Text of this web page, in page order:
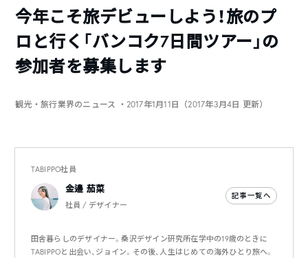
今年こそ旅デビューしよう！旅のプ
ロと行く「バンコク7日間ツアー」の
参加者を募集します
観光・旅行業界のニュース ・2017年1月11日（2017年3月4日 更新）
TABIPPO社員
金邉 茄菜
社員 / デザイナー
記事一覧へ
田舎暮らしのデザイナー。桑沢デザイン研究所在学中の19歳のときに
TABIPPOと出会い、ジョイン。その後、人生はじめての海外ひとり旅へ。